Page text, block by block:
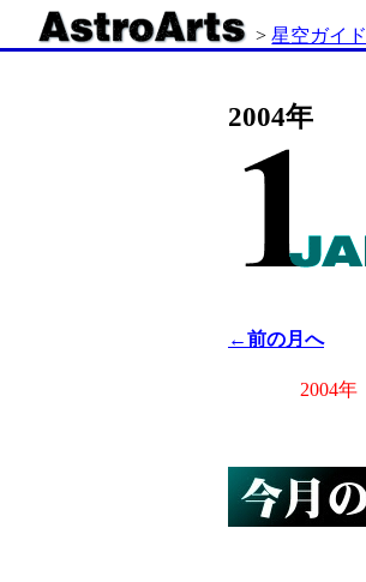
>星空ガイド
2004年
←前の月へ
2004年